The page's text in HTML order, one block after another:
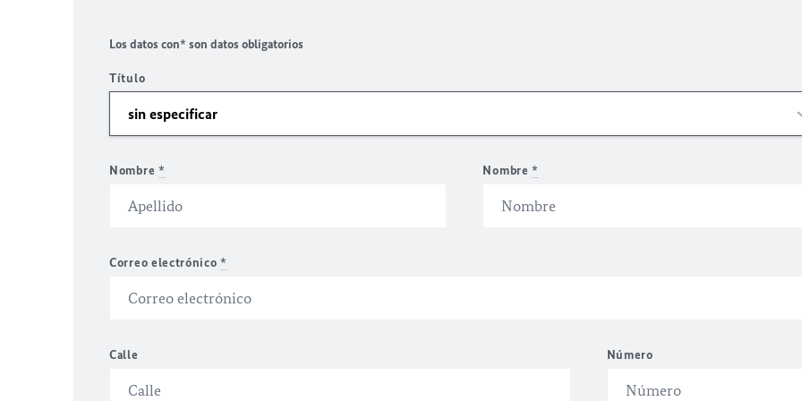
Los datos con* son datos obligatorios
Título
Nombre * Nombre*
Correo electrónico*
Calle Número